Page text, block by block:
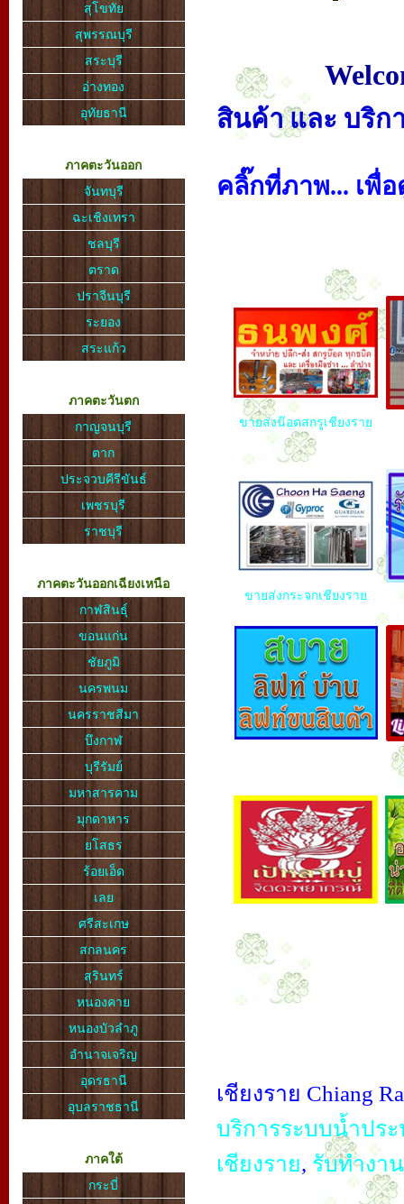
สุโขทัย
สุพรรณบุรี
สระบุรี
อ่างทอง
อุทัยธานี
ภาคตะวันออก
จันทบุรี
ฉะเชิงเทรา
ชลบุรี
ตราด
ปราจีนบุรี
ระยอง
สระแก้ว
ภาคตะวันตก
กาญจนบุรี
ตาก
ประจวบคีรีขันธ์
เพชรบุรี
ราชบุรี
ภาคตะวันออกเฉียงเหนือ
กาฬสินธุ์
ขอนแก่น
ชัยภูมิ
นครพนม
นครราชสีมา
บึงกาฬ
บุรีรัมย์
มหาสารคาม
มุกดาหาร
ยโสธร
ร้อยเอ็ด
เลย
ศรีสะเกษ
สกลนคร
สุรินทร์
หนองคาย
หนองบัวลำภู
อำนาจเจริญ
อุดรธานี
อุบลราชธานี
ภาคใต้
กระบี่
สินค้า และ บริก
คลิ๊กที่ภาพ... เพื่
ขายส่งน๊อตสกรูเชียงราย
ขายส่งกระจกเชียงราย
เชียงราย Chiang
บริการระบบน้ำประ
เชียงราย, รับทำงา